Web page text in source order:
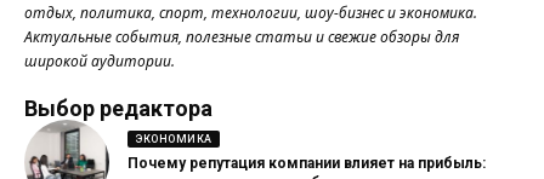
отдых, политика, спорт, технологии, шоу-бизнес и экономика.
Актуальные события, полезные статьи и свежие обзоры для
широкой аудитории.
Выбор редактора
ЭКОНОМИКА
Почему репутация компании влияет на прибыль: